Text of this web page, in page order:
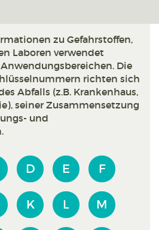
zu Gefahrstoffen,
Laboren verwendet
Die
richten sich
Abfalls (z.B. Krankenhaus,
seiner Zusammensetzung
und
D E F
K L M